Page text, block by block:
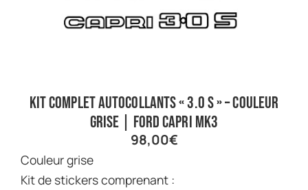
Kit complet autocollants « 3.0 S » – couleur
grise | Ford Capri Mk3
98,00€
Couleur grise
Kit de stickers comprenant :